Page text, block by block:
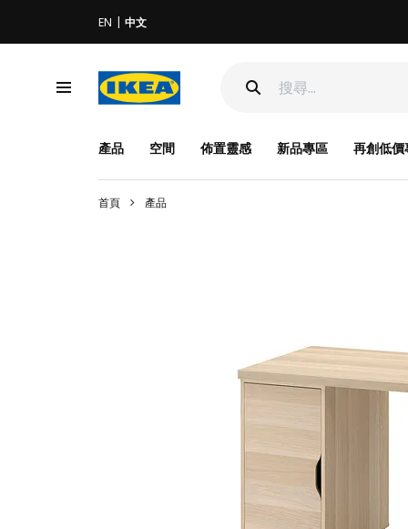
EN 中文
產品 空間 佈置靈感 新品專區 再創低價
首頁 產品